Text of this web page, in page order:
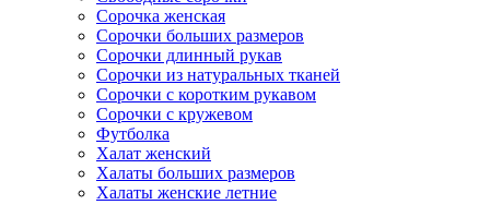
Сорочка женская
Сорочки больших размеров
Сорочки длинный рукав
Сорочки из натуральных тканей
Сорочки с коротким рукавом
Сорочки с кружевом
Футболка
Халат женский
Халаты больших размеров
Халаты женские летние